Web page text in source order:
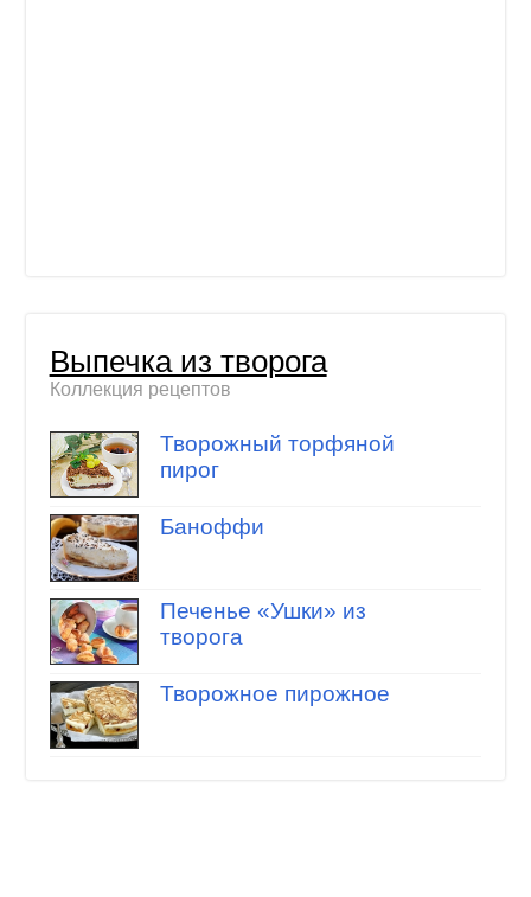
Выпечка из творога
Коллекция рецептов
Творожный торфяной
пирог
Баноффи
Печенье «Ушки» из
творога
Творожное пирожное